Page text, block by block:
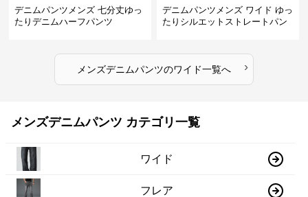
デニムパンツメンズ 七分丈ゆっ
たりデニムハーフパンツ
デニムパンツメンズ ワイド ゆっ
たりシルエットストレートパン
メンズデニムパンツのワイド一覧へ ›
メンズデニムパンツ カテゴリ一覧
ワイド
フレア